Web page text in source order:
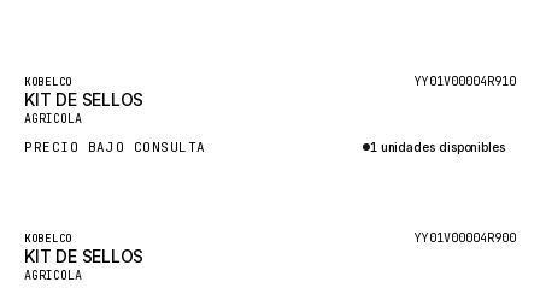
HYCO
HOOD
GROVE CRANE
GRADALL
Destacado
KOBELCO YY01V00004R910
KIT DE SELLOS
AGRICOLA
PRECIO BAJO CONSULTA 1 unidades disponibles
Destacado
KOBELCO YY01V00004R900
KIT DE SELLOS
AGRICOLA